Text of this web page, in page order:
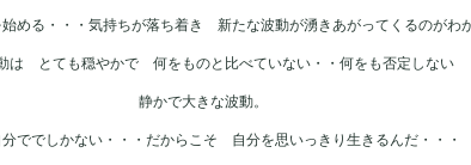
める・・・気持ちが落ち着き 新たな波動が湧きあがってくるのがわ
は とても穏やかで 何をものと比べていない・・何をも否定しない
静かで大きな波動。
分ででしかない・・・だからこそ 自分を思いっきり生きるんだ・・・